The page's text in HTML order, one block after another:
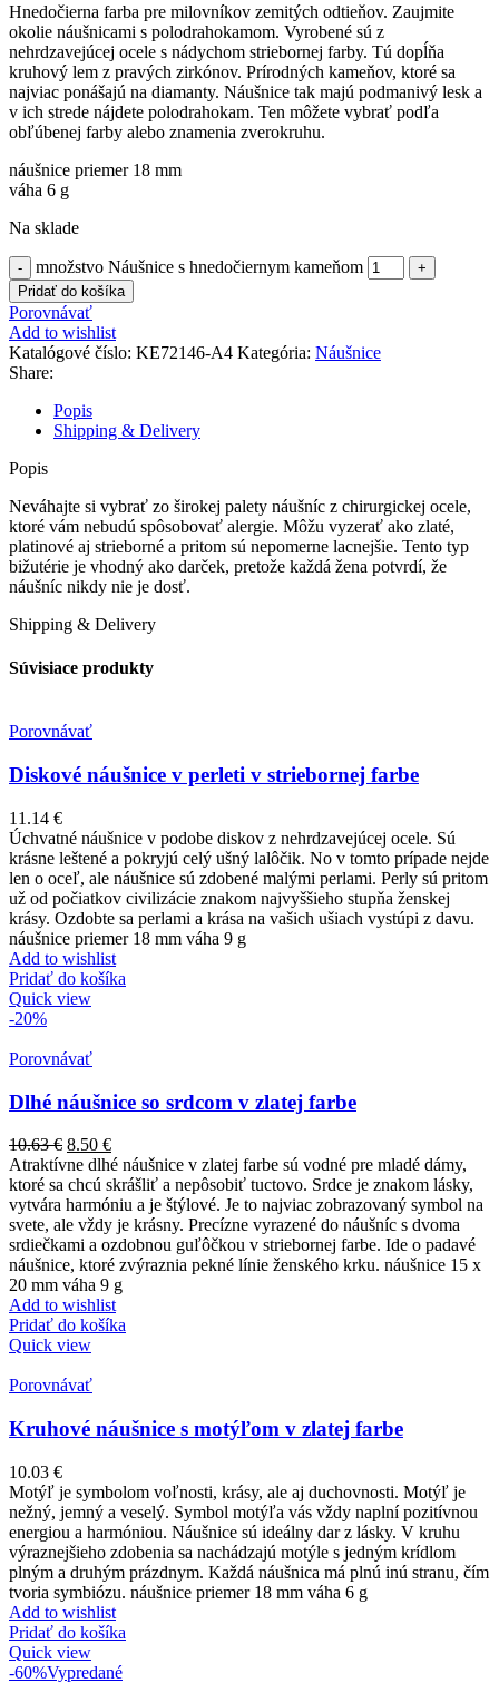
Hnedočierna farba pre milovníkov zemitých odtieňov. Zaujmite
okolie náušnicami s polodrahokamom. Vyrobené sú z
nehrdzavejúcej ocele s nádychom striebornej farby. Tú dopĺňa
kruhový lem z pravých zirkónov. Prírodných kameňov, ktoré sa
najviac ponášajú na diamanty. Náušnice tak majú podmanivý lesk a
v ich strede nájdete polodrahokam. Ten môžete vybrať podľa
obľúbenej farby alebo znamenia zverokruhu.
náušnice priemer 18 mm
váha 6 g
Na sklade
množstvo Náušnice s hnedočiernym kameňom
Pridať do košíka
Porovnávať
Add to wishlist
Katalógové číslo: KE72146-A4 Kategória: Náušnice
Share:
Popis
Shipping & Delivery
Popis
Neváhajte si vybrať zo širokej palety náušníc z chirurgickej ocele,
ktoré vám nebudú spôsobovať alergie. Môžu vyzerať ako zlaté,
platinové aj strieborné a pritom sú nepomerne lacnejšie. Tento typ
bižutérie je vhodný ako darček, pretože každá žena potvrdí, že
náušníc nikdy nie je dosť.
Shipping & Delivery
Súvisiace produkty
Porovnávať
Diskové náušnice v perleti v striebornej farbe
11.14 €
Úchvatné náušnice v podobe diskov z nehrdzavejúcej ocele. Sú
krásne leštené a pokryjú celý ušný lalôčik. No v tomto prípade nejde
len o oceľ, ale náušnice sú zdobené malými perlami. Perly sú pritom
už od počiatkov civilizácie znakom najvyššieho stupňa ženskej
krásy. Ozdobte sa perlami a krása na vašich ušiach vystúpi z davu.
náušnice priemer 18 mm váha 9 g
Add to wishlist
Pridať do košíka
Quick view
-20%
Porovnávať
Dlhé náušnice so srdcom v zlatej farbe
10.63€ 8.50 €
Atraktívne dlhé náušnice v zlatej farbe sú vodné pre mladé dámy,
ktoré sa chcú skrášliť a nepôsobiť tuctovo. Srdce je znakom lásky,
vytvára harmóniu a je štýlové. Je to najviac zobrazovaný symbol na
svete, ale vždy je krásny. Precízne vyrazené do náušníc s dvoma
srdiečkami a ozdobnou guľôčkou v striebornej farbe. Ide o padavé
náušnice, ktoré zvýraznia pekné línie ženského krku. náušnice 15 x
20 mm váha 9 g
Add to wishlist
Pridať do košíka
Quick view
Porovnávať
Kruhové náušnice s motýľom v zlatej farbe
10.03 €
Motýľ je symbolom voľnosti, krásy, ale aj duchovnosti. Motýľ je
nežný, jemný a veselý. Symbol motýľa vás vždy naplní pozitívnou
energiou a harmóniou. Náušnice sú ideálny dar z lásky. V kruhu
výraznejšieho zdobenia sa nachádzajú motýle s jedným krídlom
plným a druhým prázdnym. Každá náušnica má plnú inú stranu, čím
tvoria symbiózu. náušnice priemer 18 mm váha 6 g
Add to wishlist
Pridať do košíka
Quick view
-60%Vypredané